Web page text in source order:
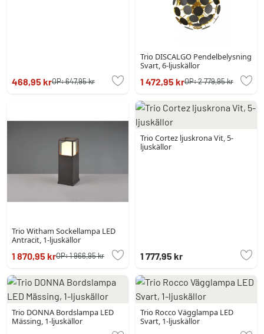
468,95 krOP:647,95 kr
Trio DISCALGO Pendelbelysning
Svart, 6-ljuskällor
1 472,95 krOP:2 779,95 kr
Trio Witham Sockellampa LED
Antracit, 1-ljuskällor
1 870,95 krOP:1 966,95 kr
Trio Cortez ljuskrona Vit, 5-
ljuskällor
1 777,95 kr
Trio DONNA Bordslampa LED
Mässing, 1-ljuskällor
Trio Rocco Vägglampa LED
Svart, 1-ljuskällor